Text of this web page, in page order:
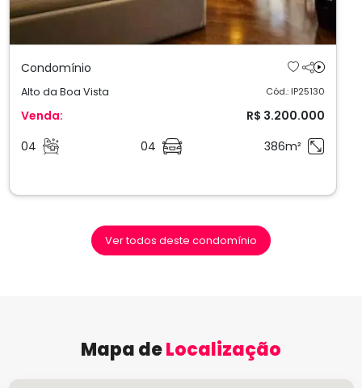
Condomínio
Alto da Boa Vista Cód.: IP25130
Venda:
R$ 3.200.000
04
04 386m²
Ver todos deste condomínio
Mapa deLocalização